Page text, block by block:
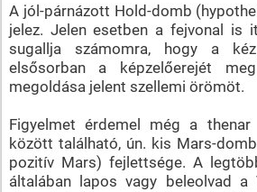
A jól-párnázott Hold-domb
jelez. Jelen esetben a fejvonal is
sugallja számomra, hogy a
elsősorban a képzelőerejét
megoldása jelent szellemi örömöt.
Figyelmet érdemel még a
között található, ún. kis Mars-
pozitív Mars) fejlettsége. A
általában lapos vagy beleolvad a